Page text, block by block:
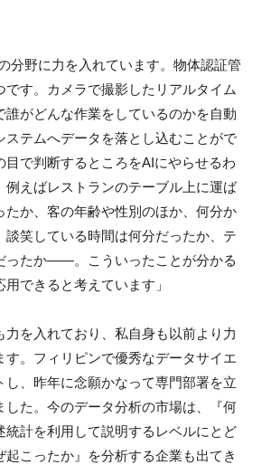
分野に力を入れています。物体認証管
です。カメラで撮影したリアルタイム
誰がどんな作業をしているのかを自動
ステムへデータを落とし込むことがで
目で判断するところをAIにやらせるわ
例えばレストランのテーブル上に運ば
たか、客の年齢や性別のほか、何分か
談笑している時間は何分だったか、テ
ったか――。こういったことが分かる
できると考えています」
力を入れており、私自身も以前より力
す。フィリピンで優秀なデータサイエ
し、昨年に念願かなって専門部署を立
した。今のデータ分析の市場は、『何
統計を利用して説明するレベルにとど
起こったか』を分析する企業も出てき